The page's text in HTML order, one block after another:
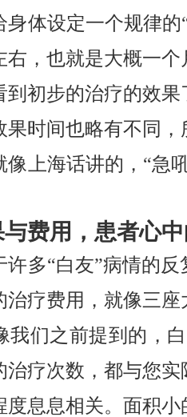
身体设定一个规律
右，也就是大概一
到初步的治疗的效
果时间也略有不同
像上海话讲的，“急
费用，患者心
许多“白友”病情的
治疗费用，就像三
我们之前提到的，
治疗次数，都与您
度息息相关。面积